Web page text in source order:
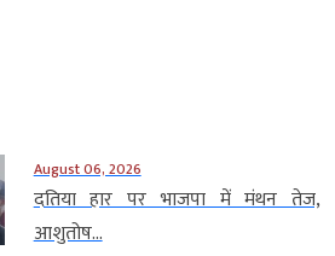
August 06, 2026
दतिया हार पर भाजपा में मंथन तेज,
आशुतोष...